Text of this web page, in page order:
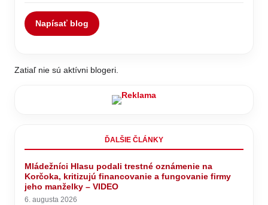
Napísať blog
Zatiaľ nie sú aktívni blogeri.
ĎALŠIE ČLÁNKY
Mládežníci Hlasu podali trestné oznámenie na
Korčoka, kritizujú financovanie a fungovanie firmy
jeho manželky – VIDEO
6. augusta 2026